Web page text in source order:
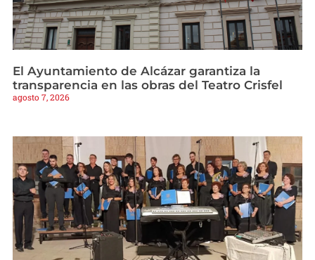
El Ayuntamiento de Alcázar garantiza la
transparencia en las obras del Teatro Crisfel
agosto 7, 2026